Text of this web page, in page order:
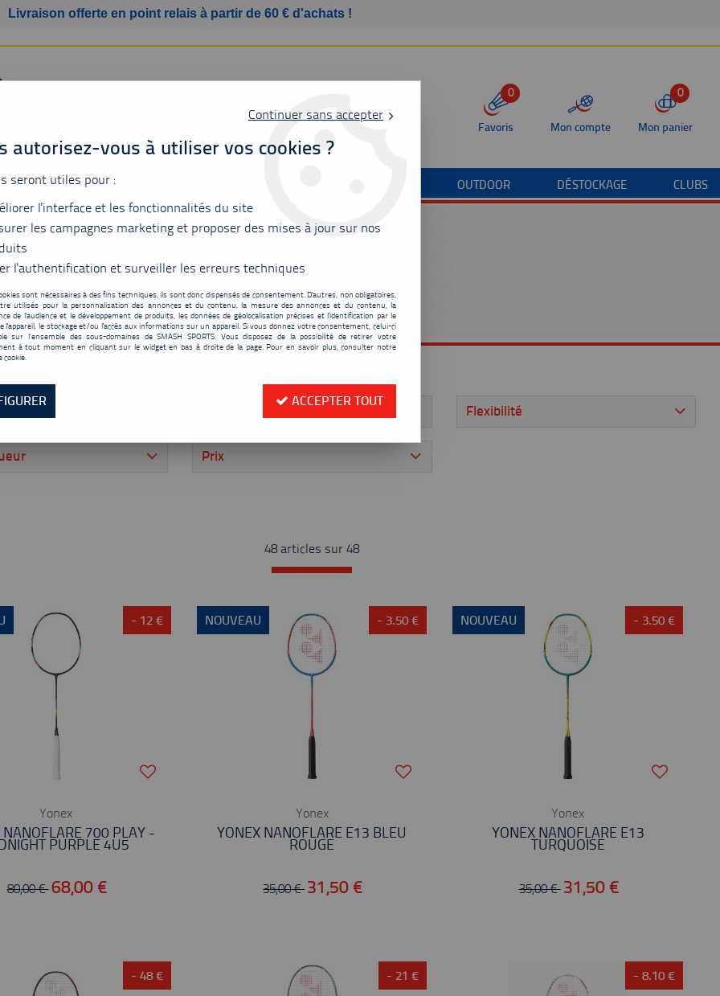
Livraison offerte en point relais à partir de 60 € d'achats !
0
Favoris Mon compte
0
Mon panier
BAGAGERIE OUTDOOR DÉSTOCKAGE CLUBS
Flexibilité
Prix
48 articles sur 48
- 12 €
Yonex
NANOFLARE 700 PLAY -
PURPLE 4U5
80,00 €68,00 €
NOUVEAU - 3.50 €
Yonex
YONEX NANOFLARE E13 BLEU
ROUGE
35,00 €31,50 €
NOUVEAU - 3.50 €
Yonex
YONEX NANOFLARE E13
TURQUOISE
35,00 € 31,50 €
- 48 € - 21 € - 8.10 €
Continuer sans accepter
autorisez-vous à utiliser vos cookies ?
seront utiles pour :
l'interface et les fonctionnalités du site
les campagnes marketing et proposer des mises à jour sur nos
l'authentification et surveiller les erreurs techniques
sont nécessaires à des fins techniques, ils sont donc dispensés de consentement. D'autres, non obligatoires,
utilisés pour la personnalisation des annonces et du contenu, la mesure des annonces et du contenu, la
de l'audience et le développement de produits, les données de géolocalisation précises et l'identification par le
l'appareil, le stockage et/ou l'accès aux informations sur un appareil. Si vous donnez votre consentement, celui-ci
sur l’ensemble des sous-domaines de SMASH SPORTS. Vous disposez de la possibilité de retirer votre
à tout moment en cliquant sur le widget en bas à droite de la page. Pour en savoir plus, consulter notre
cookie.
ACCEPTER TOUT